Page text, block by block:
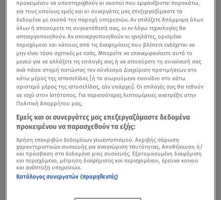
προκειμένου να υποστηριχθούν οι σκοποί που εμφανίζονται παρακάτω,
για τους οποίους εμείς και οι συνεργάτες μας επεξεργαζόμαστε τα
δεδομένα με σκοπό την παροχή υπηρεσιών. Αν επιλέξετε Απόρριψη όλων
όλων ή αποσύρετε τη συγκατάθεσή σας, οι εν λόγω τεχνολογίες θα
απενεργοποιηθούν. Αν απενεργοποιηθούν οι ιχνηλάτες, ορισμένο
περιεχόμενο και κάποιες από τις διαφημίσεις που βλέπετε ενδέχεται να
μην είναι τόσο σχετικές με εσάς. Μπορείτε να επανεμφανίσετε αυτό το
μενού για να αλλάξετε τις επιλογές σας ή να αποσύρετε τη συναίνεσή σας
ανά πάσα στιγμή πατώντας τον σύνδεσμο Διαχείριση προτιμήσεων στο
κάτω μέρος της ιστοσελίδας [ή το αιωρούμενο εικονίδιο στο κάτω
αριστερό μέρος της ιστοσελίδας, εάν υπάρχει]. Οι επιλογές σας θα τεθούν
σε ισχύ στον Ιστότοπος. Για περισσότερες λεπτομέρειες ανατρέξτε στην
Πολιτική Απορρήτου μας.
Εμείς και οι συνεργάτες μας επεξεργαζόμαστε δεδομένα
προκειμένου να παρασχεθούν τα εξής:
Χρήση επακριβών δεδομένων γεωεντοπισμού. Ακριβής σάρωση
χαρακτηριστικών συσκευής για αναγνώριση ταυτότητας. Αποθήκευση ή/
και πρόσβαση στα δεδομένα μιας συσκευής. Εξατομικευμένη διαφήμιση
και περιεχόμενο, μέτρηση διαφήμισης και περιεχομένου, έρευνα κοινού
και ανάπτυξη υπηρεσιών.
Κατάλογος συνεργατών (προμηθευτές)